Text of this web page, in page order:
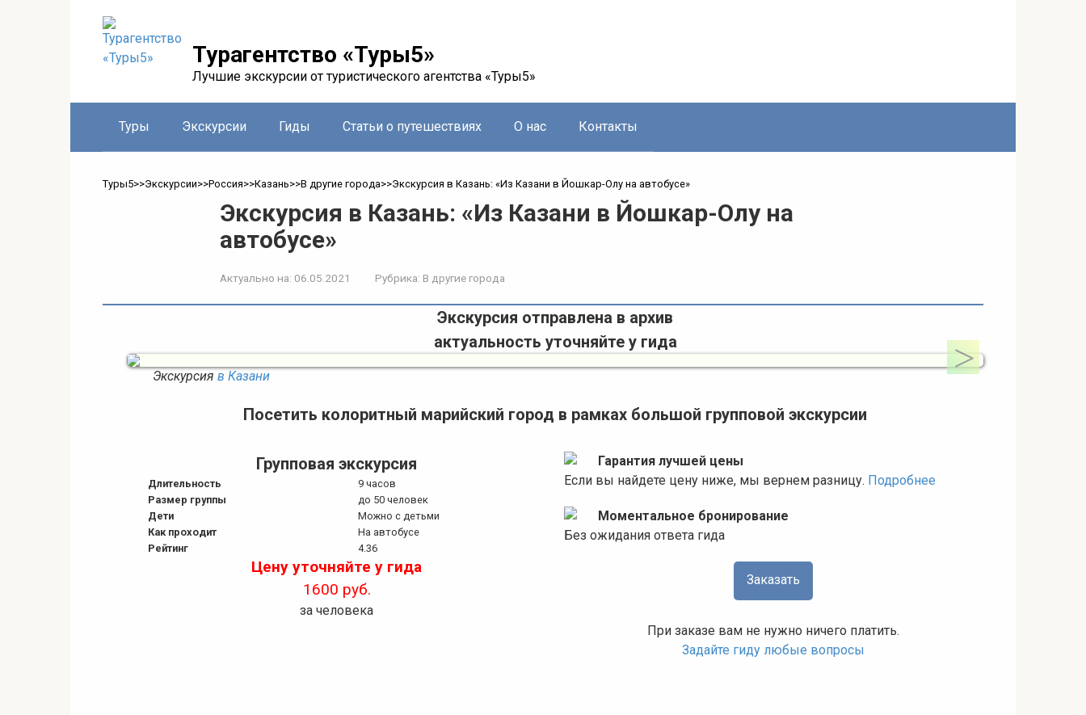
Турагентство «Туры5»
Лучшие экскурсии от туристического агентства «Туры5»
Туры Экскурсии Гиды Статьи о путешествиях О нас Контакты
Туры5>>Экскурсии>>Россия>>Казань>>В другие города>>Экскурсия в Казань: «Из Казани в Йошкар-Олу на автобусе»
Экскурсия в Казань: «Из Казани в Йошкар-Олу на
автобусе»
Актуально на: 06.05.2021 Рубрика: В другие города
Экскурсия отправлена в архив
актуальность уточняйте у гида
Экскурсия в Казани
Посетить колоритный марийский город в рамках большой групповой экскурсии
Групповая экскурсия
Длительность
9 часов
Размер группы
до 50 человек
Дети
Можно с детьми
Как проходит
На автобусе
Рейтинг
4.36
Цену уточняйте у гида
1600 руб.
за человека
Гарантия лучшей цены
Если вы найдете цену ниже, мы вернем разницу. Подробнее
Моментальное бронирование
Без ожидания ответа гида
Заказать
При заказе вам не нужно ничего платить.
Задайте гиду любые вопросы